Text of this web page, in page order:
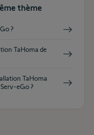
thème
?
TaHoma de
TaHoma
eGo ?